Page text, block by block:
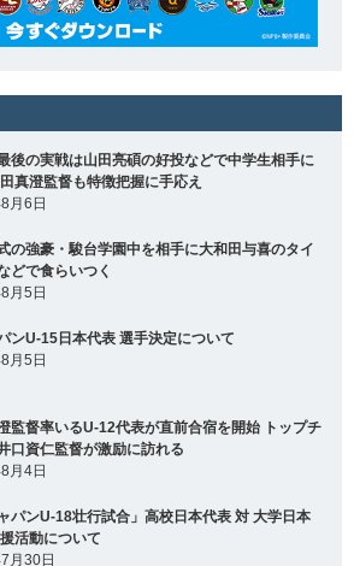
後の実戦は山田亮碩の好投などで中学生相手に
真澄監督も特徴把握に手応え
月6日
の強豪・駿台学園中を相手に大和田与喜のタイ
どで食らいつく
月5日
ンU-15日本代表 選手決定について
月5日
監督率いるU-12代表が直前合宿を開始 トップチ
口資仁監督が激励に訪れる
月4日
ャパンU-18壮行試合」高校日本代表 対 大学日本
活動について
月30日